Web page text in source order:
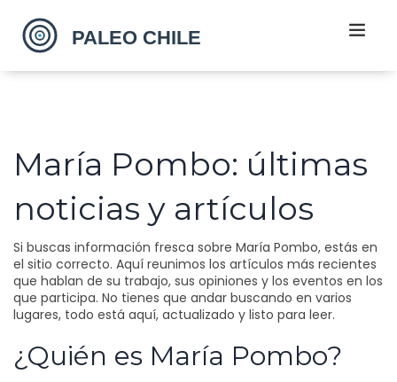
María Pombo: últimas
noticias y artículos
Si buscas información fresca sobre María Pombo, estás en
el sitio correcto. Aquí reunimos los artículos más recientes
que hablan de su trabajo, sus opiniones y los eventos en los
que participa. No tienes que andar buscando en varios
lugares, todo está aquí, actualizado y listo para leer.
¿Quién es María Pombo?